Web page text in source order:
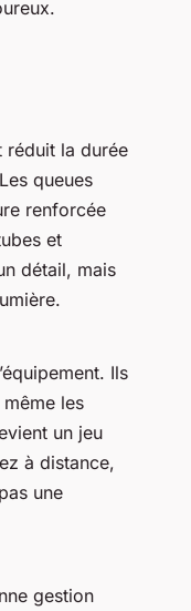
réduit la durée
queues
renforcée
et
détail, mais
Ils
les
un jeu
à distance,
une
gestion